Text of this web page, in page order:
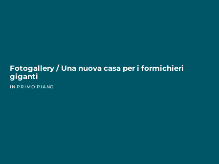
Fotogallery / Una nuova casa per i formichieri
giganti
IN PRIMO PIANO